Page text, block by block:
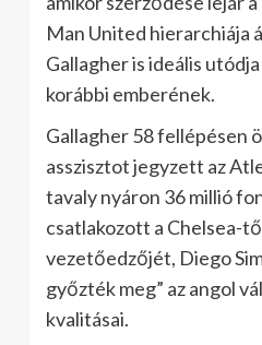
Man United hierarchiája
Gallagher is ideális
korábbi emberének.
Gallagher 58 fellépésen
asszisztot jegyzett az
tavaly nyáron 36 millió
csatlakozott a Chelsea-
vezetőedzőjét, Diego
győzték meg” az angol
kvalitásai.